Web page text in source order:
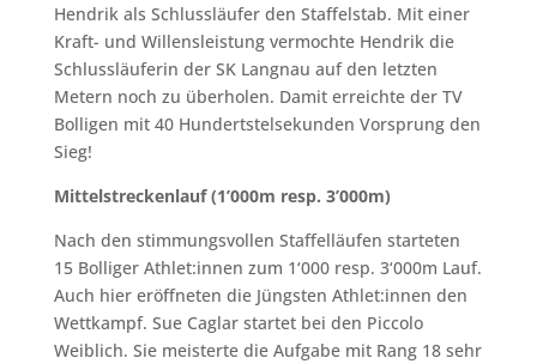
Hendrik als Schlussläufer den Staffelstab. Mit einer
Kraft- und Willensleistung vermochte Hendrik die
Schlussläuferin der SK Langnau auf den letzten
Metern noch zu überholen. Damit erreichte der TV
Bolligen mit 40 Hundertstelsekunden Vorsprung den
Sieg!
Mittelstreckenlauf (1’000m resp. 3’000m)
Nach den stimmungsvollen Staffelläufen starteten
15 Bolliger Athlet:innen zum 1‘000 resp. 3‘000m Lauf.
Auch hier eröffneten die Jüngsten Athlet:innen den
Wettkampf. Sue Caglar startet bei den Piccolo
Weiblich. Sie meisterte die Aufgabe mit Rang 18 sehr